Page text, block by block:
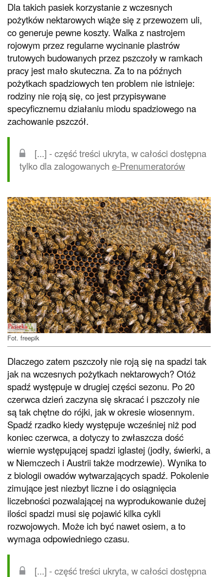
Dla takich pasiek korzystanie z wczesnych
pożytków nektarowych wiąże się z przewozem uli,
co generuje pewne koszty. Walka z nastrojem
rojowym przez regularne wycinanie plastrów
trutowych budowanych przez pszczoły w ramkach
pracy jest mało skuteczna. Za to na późnych
pożytkach spadziowych ten problem nie istnieje:
rodziny nie roją się, co jest przypisywane
specyficznemu działaniu miodu spadziowego na
zachowanie pszczół.
[...] - część treści ukryta, w całości dostępna
tylko dla zalogowanych e-Prenumeratorów
Fot. freepik
Dlaczego zatem pszczoły nie roją się na spadzi tak
jak na wczesnych pożytkach nektarowych? Otóż
spadź występuje w drugiej części sezonu. Po 20
czerwca dzień zaczyna się skracać i pszczoły nie
są tak chętne do rójki, jak w okresie wiosennym.
Spadź rzadko kiedy występuje wcześniej niż pod
koniec czerwca, a dotyczy to zwłaszcza dość
wiernie występującej spadzi iglastej (jodły, świerki, a
w Niemczech i Austrii także modrzewie). Wynika to
z biologii owadów wytwarzających spadź. Pokolenie
zimujące jest niezbyt liczne i do osiągnięcia
liczebności pozwalającej na wyprodukowanie dużej
ilości spadzi musi się pojawić kilka cykli
rozwojowych. Może ich być nawet osiem, a to
wymaga odpowiedniego czasu.
[...] - część treści ukryta, w całości dostępna